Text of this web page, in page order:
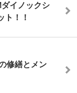
イノックシ
ト！！
修繕とメン